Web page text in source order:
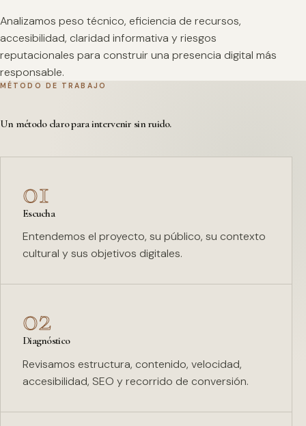
Analizamos peso técnico, eficiencia de recursos,
accesibilidad, claridad informativa y riesgos
reputacionales para construir una presencia digital más
responsable.
MÉTODO DE TRABAJO
Un método claro para intervenir sin ruido.
01
Escucha
Entendemos el proyecto, su público, su contexto
cultural y sus objetivos digitales.
02
Diagnóstico
Revisamos estructura, contenido, velocidad,
accesibilidad, SEO y recorrido de conversión.